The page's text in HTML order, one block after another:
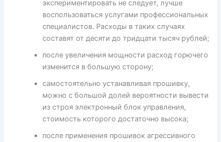
экспериментировать не следует, лучше
воспользоваться услугами профессиональных
специалистов. Расходы в таких случаях
составят от десяти до тридцати тысяч рублей;
после увеличения мощности расход горючего
изменится в большую сторону;
самостоятельно устанавливая прошивку,
можно с большой долей вероятности вывести
из строя электронный блок управления,
стоимость которого достаточно высока;
после применения прошивок агрессивного